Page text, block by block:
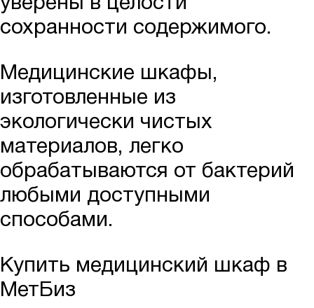
уверены в целости
сохранности содержимого.
Медицинские шкафы,
изготовленные из
экологически чистых
материалов, легко
обрабатываются от бактерий
любыми доступными
способами.
Купить медицинский шкаф в
МетБиз